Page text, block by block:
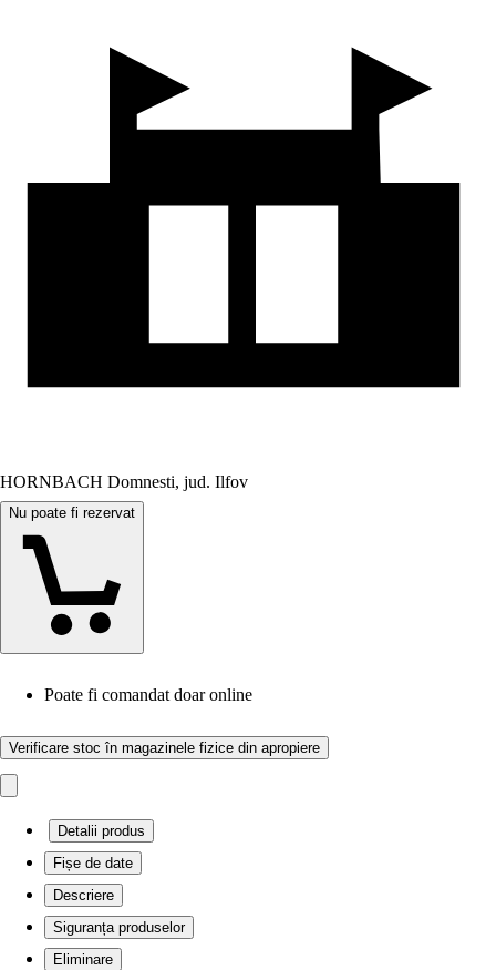
HORNBACH Domnesti, jud. Ilfov
Nu poate fi rezervat
Poate fi comandat doar online
Verificare stoc în magazinele fizice din apropiere
Detalii produs
Fișe de date
Descriere
Siguranța produselor
Eliminare